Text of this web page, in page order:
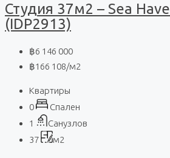
Студия 37м2 – Sea
(IDP2913)
฿6 146 000
฿166 108/м2
Квартиры
0
Спален
1
Санузлов
37
м2